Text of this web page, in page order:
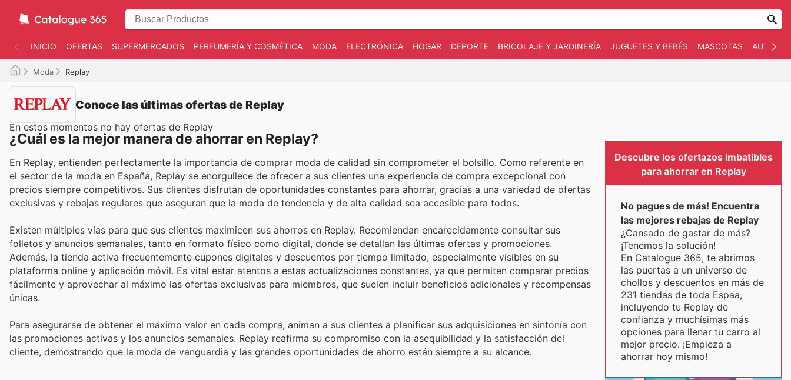
INICIO OFERTAS SUPERMERCADOS PERFUMERÍA Y COSMÉTICA MODA ELECTRÓNICA HOGAR DEPORTE BRICOLAJE Y JARDINERÍA JUGUETES Y BEBÉS MASCOTAS AUTO Y
Moda Replay
Conoce las últimas ofertas de Replay
En estos momentos no hay ofertas de Replay
¿Cuál es la mejor manera de ahorrar en Replay?
En Replay, entienden perfectamente la importancia de comprar moda de calidad sin comprometer el bolsillo. Como referente en
el sector de la moda en España, Replay se enorgullece de ofrecer a sus clientes una experiencia de compra excepcional con
precios siempre competitivos. Sus clientes disfrutan de oportunidades constantes para ahorrar, gracias a una variedad de ofertas
exclusivas y rebajas regulares que aseguran que la moda de tendencia y de alta calidad sea accesible para todos.
Existen múltiples vías para que sus clientes maximicen sus ahorros en Replay. Recomiendan encarecidamente consultar sus
folletos y anuncios semanales, tanto en formato físico como digital, donde se detallan las últimas ofertas y promociones.
Además, la tienda activa frecuentemente cupones digitales y descuentos por tiempo limitado, especialmente visibles en su
plataforma online y aplicación móvil. Es vital estar atentos a estas actualizaciones constantes, ya que permiten comparar precios
fácilmente y aprovechar al máximo las ofertas exclusivas para miembros, que suelen incluir beneficios adicionales y recompensas
únicas.
Para asegurarse de obtener el máximo valor en cada compra, animan a sus clientes a planificar sus adquisiciones en sintonía con
las promociones activas y los anuncios semanales. Replay reafirma su compromiso con la asequibilidad y la satisfacción del
cliente, demostrando que la moda de vanguardia y las grandes oportunidades de ahorro están siempre a su alcance.
Descubre los ofertazos imbatibles
para ahorrar en Replay
No pagues de más! Encuentra
las mejores rebajas de Replay
¿Cansado de gastar de más?
¡Tenemos la solución!
En Catalogue 365, te abrimos
las puertas a un universo de
chollos y descuentos en más de
231 tiendas de toda Espaa,
incluyendo tu Replay de
confianza y muchísimas más
opciones para llenar tu carro al
mejor precio. ¡Empieza a
ahorrar hoy mismo!